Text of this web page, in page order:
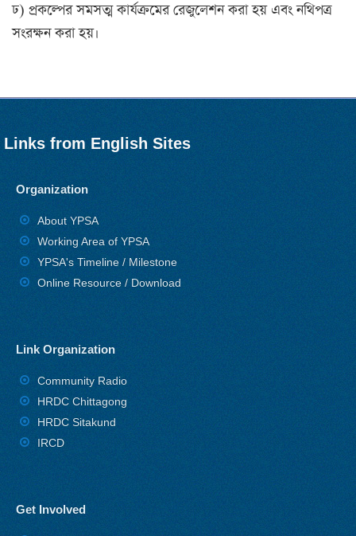
ঢ) প্রকল্পের সমসত্ম কার্যক্রমের রেজুলেশন করা হয় এবং নথিপত্র
সংরক্ষন করা হয়।
Links from English Sites
Organization
About YPSA
Working Area of YPSA
YPSA's Timeline / Milestone
Online Resource / Download
Link Organization
Community Radio
HRDC Chittagong
HRDC Sitakund
IRCD
Get Involved